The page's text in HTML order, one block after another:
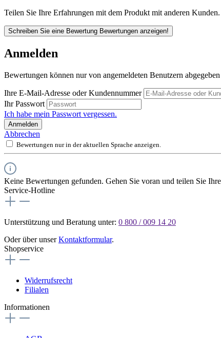
Teilen Sie Ihre Erfahrungen mit dem Produkt mit anderen Kunden.
Schreiben Sie eine Bewertung Bewertungen anzeigen!
Anmelden
Bewertungen können nur von angemeldeten Benutzern
Ihre E-Mail-Adresse oder Kundennummer
Ihr Passwort
Ich habe mein Passwort vergessen.
Anmelden
Abbrechen
Bewertungen nur in der aktuellen Sprache anzeigen.
Keine Bewertungen gefunden. Gehen Sie voran und teilen Sie
Service-Hotline
Unterstützung und Beratung unter: 0 800 / 009 14 20
Oder über unserKontaktformular.
Shopservice
Widerrufsrecht
Filialen
Informationen